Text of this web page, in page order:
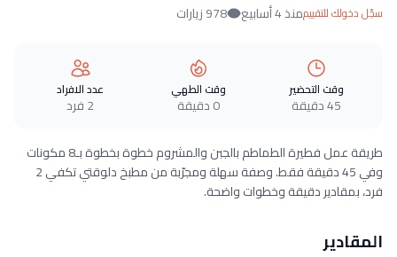
سجّل دخولك للتقييممنذ 4 أسابيع 978 زيارات
وقت التحضير
45 دقيقة
وقت الطهي
0 دقيقة
عدد الافراد
2 فرد
طريقة عمل فطيرة الطماطم بالجبن والمشروم خطوة بخطوة بـ8 مكونات
وفي 45 دقيقة فقط. وصفة سهلة ومجرّبة من مطبخ دلوقتي تكفي 2
فرد، بمقادير دقيقة وخطوات واضحة.
المقادير